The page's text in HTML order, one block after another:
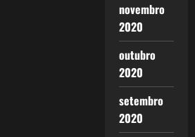
novembro
2020
outubro
2020
setembro
2020